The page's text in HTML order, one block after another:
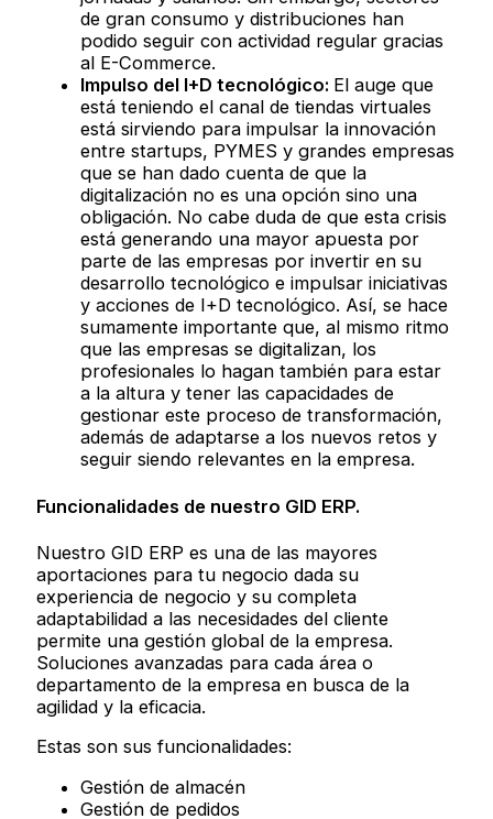
de gran consumo y distribuciones han
podido seguir con actividad regular gracias
al E-Commerce.
Impulso del I+D tecnológico: El auge que
está teniendo el canal de tiendas virtuales
está sirviendo para impulsar la innovación
entre startups, PYMES y grandes empresas
que se han dado cuenta de que la
digitalización no es una opción sino una
obligación. No cabe duda de que esta crisis
está generando una mayor apuesta por
parte de las empresas por invertir en su
desarrollo tecnológico e impulsar iniciativas
y acciones de I+D tecnológico. Así, se hace
sumamente importante que, al mismo ritmo
que las empresas se digitalizan, los
profesionales lo hagan también para estar
a la altura y tener las capacidades de
gestionar este proceso de transformación,
además de adaptarse a los nuevos retos y
seguir siendo relevantes en la empresa.
Funcionalidades de nuestro GID ERP.
Nuestro GID ERP es una de las mayores
aportaciones para tu negocio dada su
experiencia de negocio y su completa
adaptabilidad a las necesidades del cliente
permite una gestión global de la empresa.
Soluciones avanzadas para cada área o
departamento de la empresa en busca de la
agilidad y la eficacia.
Estas son sus funcionalidades:
Gestión de almacén
Gestión de pedidos